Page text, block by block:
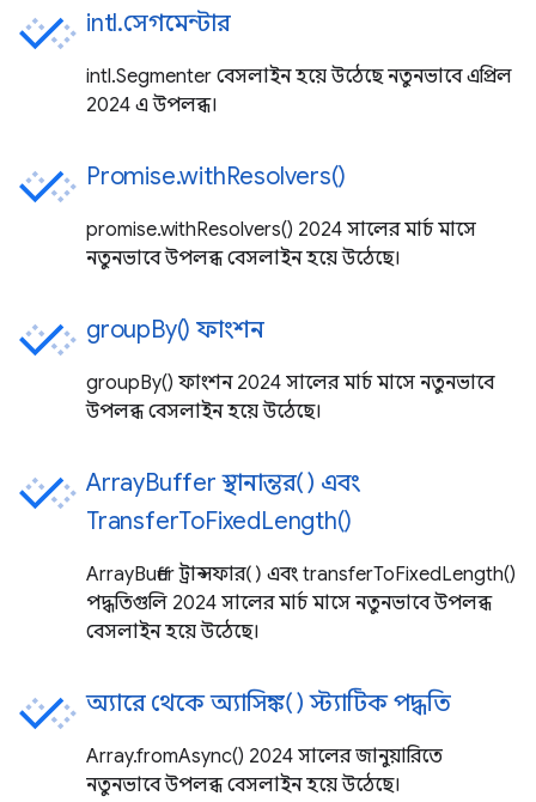
intl.সেগমেন্টার
intl.Segmenter বেসলাইন হয়ে উঠেছে নতুনভাবে এপ্রিল
2024 এ উপলব্ধ।
Promise.withResolvers()
promise.withResolvers() 2024 সালের মার্চ মাসে
নতুনভাবে উপলব্ধ বেসলাইন হয়ে উঠেছে।
groupBy() ফাংশন
groupBy() ফাংশন 2024 সালের মার্চ মাসে নতুনভাবে
উপলব্ধ বেসলাইন হয়ে উঠেছে।
ArrayBuffer স্থানান্তর() এবং
TransferToFixedLength()
ArrayBuffer ট্রান্সফার() এবং transferToFixedLength()
পদ্ধতিগুলি 2024 সালের মার্চ মাসে নতুনভাবে উপলব্ধ
বেসলাইন হয়ে উঠেছে।
অ্যারে থেকে অ্যাসিঙ্ক() স্ট্যাটিক পদ্ধতি
Array.fromAsync() 2024 সালের জানুয়ারিতে
নতুনভাবে উপলব্ধ বেসলাইন হয়ে উঠেছে।